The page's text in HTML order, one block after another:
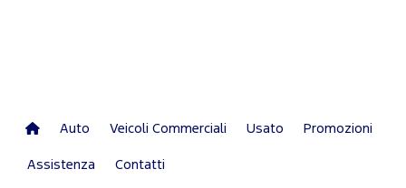
Auto Veicoli Commerciali Usato Promozioni
Assistenza Contatti